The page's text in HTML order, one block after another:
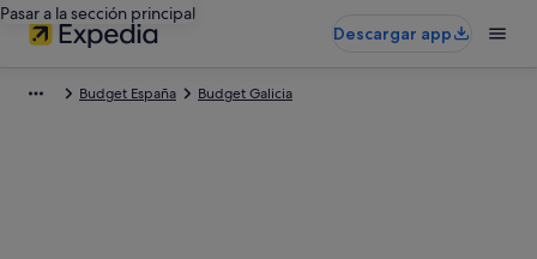
Pasar a la sección principal
Descargar app
Budget España Budget Galicia